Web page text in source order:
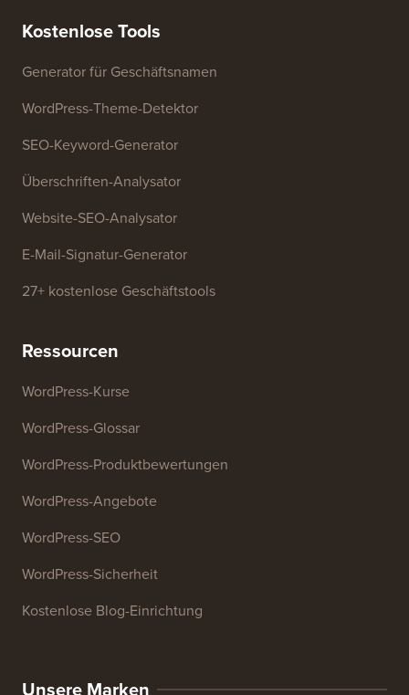
Presse & Marken-Assets
Kostenlose Tools
Generator für Geschäftsnamen
WordPress-Theme-Detektor
SEO-Keyword-Generator
Website-SEO-Analysator
E-Mail-Signatur-Generator
27+ kostenlose Geschäftstools
Ressourcen
WordPress-Kurse
WordPress-Glossar
WordPress-Produktbewertungen
WordPress-SEO